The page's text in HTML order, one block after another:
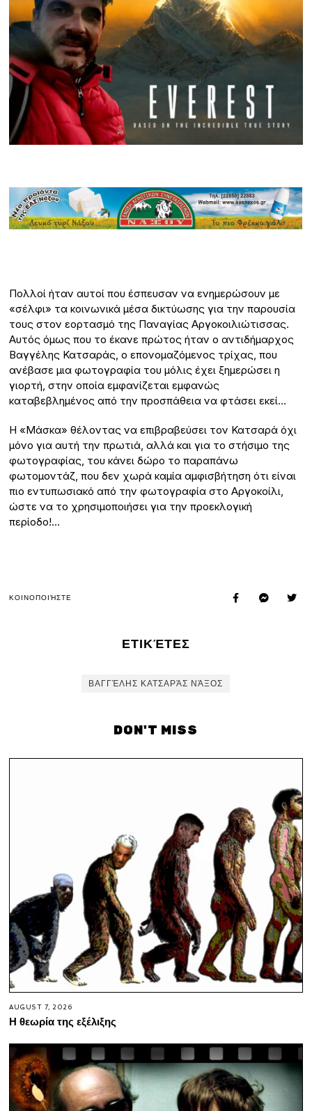
Πολλοί ήταν αυτοί που έσπευσαν να ενημερώσουν με
«σέλφι» τα κοινωνικά μέσα δικτύωσης για την παρουσία
τους στον εορτασμό της Παναγίας Αργοκοιλιώτισσας.
Αυτός όμως που το έκανε πρώτος ήταν ο αντιδήμαρχος
Βαγγέλης Κατσαράς, ο επονομαζόμενος τρίχας, που
ανέβασε μια φωτογραφία του μόλις έχει ξημερώσει η
γιορτή, στην οποία εμφανίζεται εμφανώς
καταβεβλημένος από την προσπάθεια να φτάσει εκεί…
Η «Μάσκα» θέλοντας να επιβραβεύσει τον Κατσαρά όχι
μόνο για αυτή την πρωτιά, αλλά και για το στήσιμο της
φωτογραφίας, του κάνει δώρο το παραπάνω
φωτομοντάζ, που δεν χωρά καμία αμφισβήτηση ότι είναι
πιο εντυπωσιακό από την φωτογραφία στο Αργοκοίλι,
ώστε να το χρησιμοποιήσει για την προεκλογική
περίοδο!…
ΚΟΙΝΟΠΟΙΉΣΤΕ
ΕΤΙΚΈΤΕΣ
ΒΑΓΓΈΛΗΣ ΚΑΤΣΑΡΆΣ ΝΆΞΟΣ
DON'T MISS
AUGUST 7, 2026
Η θεωρία της εξέλιξης